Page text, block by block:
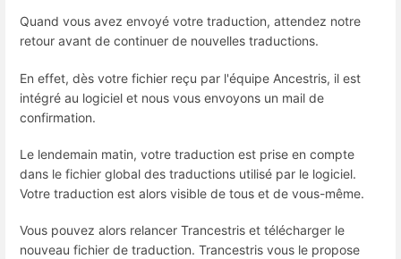
Quand vous avez envoyé votre traduction, attendez notre
retour avant de continuer de nouvelles traductions.
En effet, dès votre fichier reçu par l'équipe Ancestris, il est
intégré au logiciel et nous vous envoyons un mail de
confirmation.
Le lendemain matin, votre traduction est prise en compte
dans le fichier global des traductions utilisé par le logiciel.
Votre traduction est alors visible de tous et de vous-même.
Vous pouvez alors relancer Trancestris et télécharger le
nouveau fichier de traduction. Trancestris vous le propose